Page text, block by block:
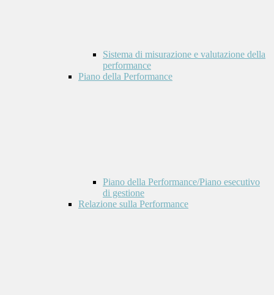
Sistema di misurazione e valutazione della
performance
Piano della Performance
Piano della Performance/Piano esecutivo
di gestione
Relazione sulla Performance